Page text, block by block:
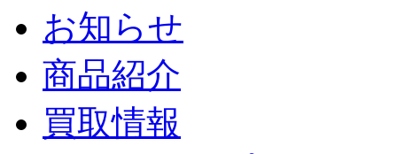
お知らせ
商品紹介
買取情報